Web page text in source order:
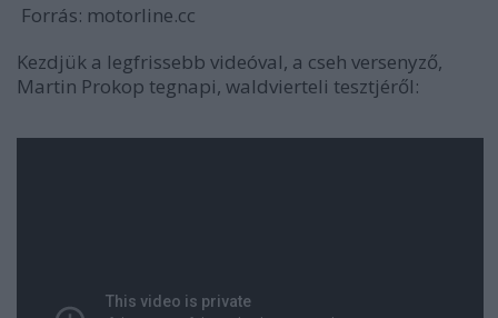
Forrás: motorline.cc
Kezdjük a legfrissebb videóval, a cseh versenyző,
Martin Prokop tegnapi, waldvierteli tesztjéről: